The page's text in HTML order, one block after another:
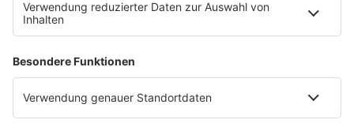
Datenschutzeinstellungen
Clubbedingungen
Werbung schalten
Waffel-Werbepartner
80s80s.de
90s90s.de